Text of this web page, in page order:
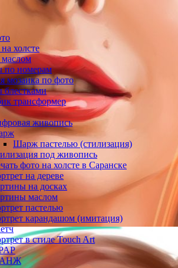
холсте
маслом
по номерам
мозаика по фото
блестками
трансформер
живопись
Шарж пастелью (стилизация)
под живопись
фото на холсте в Саранске
на дереве
на досках
маслом
пастелью
карандашом (имитация)
в стиле Touch Art